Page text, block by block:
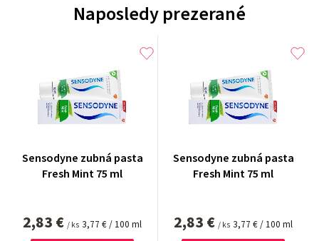
Naposledy prezerané
Sensodyne zubná pasta
Fresh Mint 75 ml
2,83 € / ks Jednotková
cena:
3,77 € / 100 ml
Sensodyne zubná pasta
Fresh Mint 75 ml
2,83 € / ks Jednotková
cena:
3,77 € / 100 ml